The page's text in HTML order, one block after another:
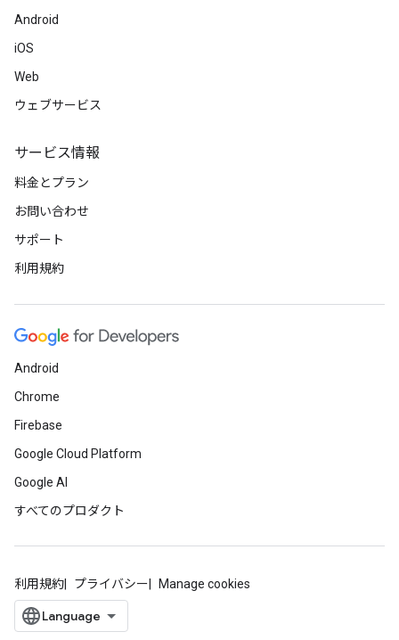
Android
iOS
Web
ウェブサービス
サービス情報
料金とプラン
お問い合わせ
サポート
利用規約
Android
Chrome
Firebase
Google Cloud Platform
Google AI
すべてのプロダクト
利用規約 プライバシー Manage cookies